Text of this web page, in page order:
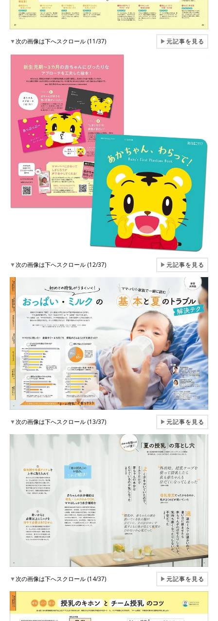
▼次の画像は下へスクロール (11/37) ▶元記事を見る
▼次の画像は下へスクロール (12/37) ▶元記事を見る
▼次の画像は下へスクロール (13/37) ▶元記事を見る
▼次の画像は下へスクロール (14/37) ▶元記事を見る